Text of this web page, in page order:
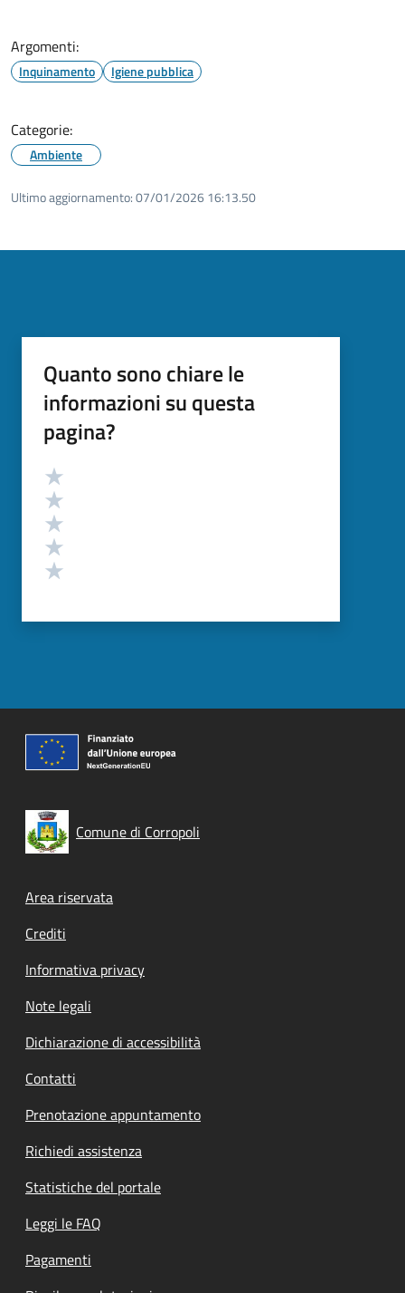
Argomenti:
Inquinamento Igiene pubblica
Categorie:
Ambiente
Ultimo aggiornamento:07/01/2026 16:13.50
Quanto sono chiare le
informazioni su questa
pagina?
Valutazione
Comune di Corropoli
Footer menu
Area riservata
Crediti
Informativa privacy
Note legali
Dichiarazione di accessibilità
Contatti
Prenotazione appuntamento
Richiedi assistenza
Statistiche del portale
Leggi le FAQ
Pagamenti